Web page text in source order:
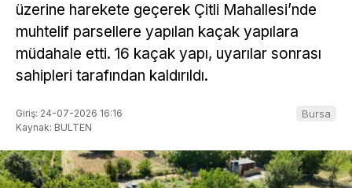
üzerine harekete geçerek Çitli Mahallesi’nde
muhtelif parsellere yapılan kaçak yapılara
müdahale etti. 16 kaçak yapı, uyarılar sonrası
sahipleri tarafından kaldırıldı.
Giriş: 24-07-2026 16:16
Kaynak: BULTEN
Bursa